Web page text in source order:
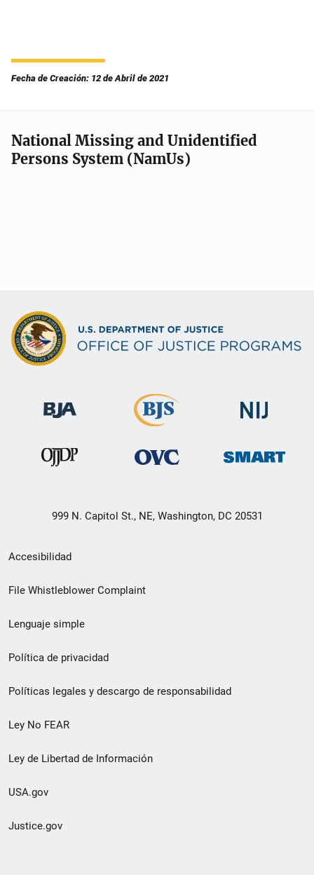
Fecha de Creación: 12 de Abril de 2021
National Missing and Unidentified
Persons System (NamUs)
999 N. Capitol St., NE, Washington, DC 20531
Menú
de
de
pie
de
página
Accesibilidad
File Whistleblower Complaint
Lenguaje simple
Política de privacidad
Políticas legales y descargo de responsabilidad
Ley No FEAR
Ley de Libertad de Información
USA.gov
Justice.gov